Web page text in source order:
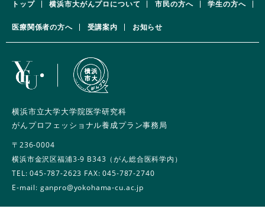
トップ 横浜市大がんプロについて 市民の方へ 学生の方へ
医療関係者の方へ 受講案内 お知らせ
横浜市立大学大学院医学研究科
がんプロフェッショナル養成プラン事務局
〒236-0004
横浜市金沢区福浦3-9 B343（がん総合医科学内）
TEL:045-787-2623 FAX: 045-787-2740
E-mail: ganpro@yokohama-cu.ac.jp